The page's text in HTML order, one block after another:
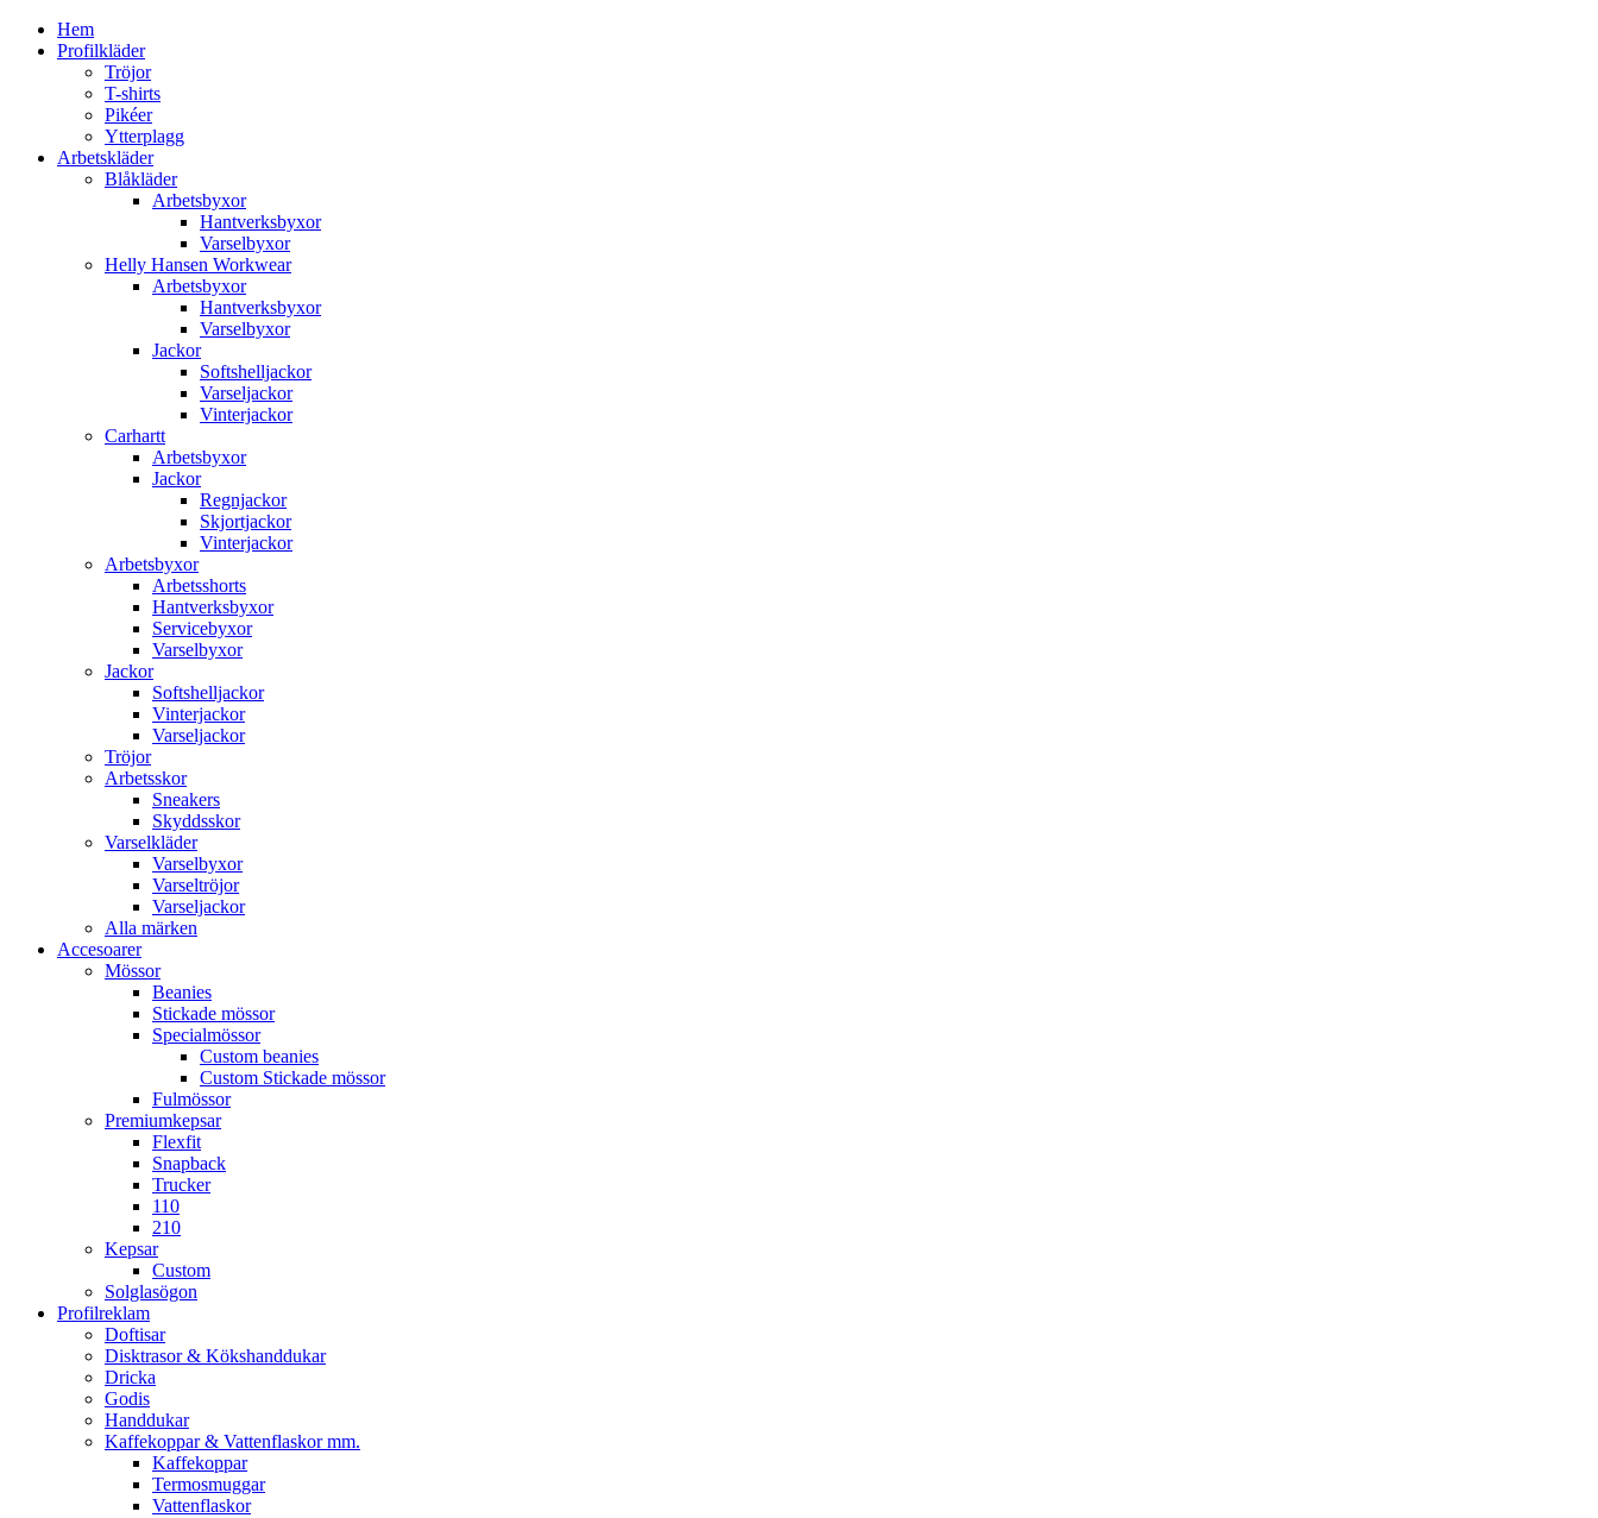
Hem
Profilkläder
Tröjor
T-shirts
Pikéer
Ytterplagg
Arbetskläder
Blåkläder
Arbetsbyxor
Hantverksbyxor
Varselbyxor
Helly Hansen Workwear
Arbetsbyxor
Hantverksbyxor
Varselbyxor
Jackor
Softshelljackor
Varseljackor
Vinterjackor
Carhartt
Arbetsbyxor
Jackor
Regnjackor
Skjortjackor
Vinterjackor
Arbetsbyxor
Arbetsshorts
Hantverksbyxor
Servicebyxor
Varselbyxor
Jackor
Softshelljackor
Vinterjackor
Varseljackor
Tröjor
Arbetsskor
Sneakers
Skyddsskor
Varselkläder
Varselbyxor
Varseltröjor
Varseljackor
Alla märken
Accesoarer
Mössor
Beanies
Stickade mössor
Specialmössor
Custom beanies
Custom Stickade mössor
Fulmössor
Premiumkepsar
Flexfit
Snapback
Trucker
110
210
Kepsar
Custom
Solglasögon
Profilreklam
Doftisar
Disktrasor & Kökshanddukar
Dricka
Godis
Handdukar
Kaffekoppar & Vattenflaskor mm.
Kaffekoppar
Termosmuggar
Vattenflaskor